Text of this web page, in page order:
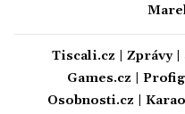
Tiscali.cz Zprávy|
Games.cz
Osobnosti.cz